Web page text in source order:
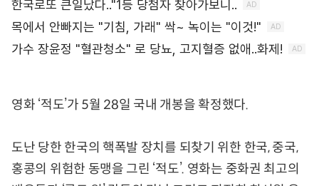
영화 ‘적도’가 5월 28일 국내 개봉을 확정했다.
도난 당한 한국의 핵폭발 장치를 되찾기 위한 한국, 중국,
홍콩의 위험한 동맹을 그린 ‘적도’. 영화는 중화권 최고의